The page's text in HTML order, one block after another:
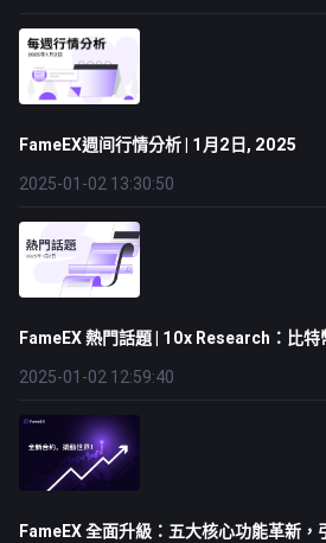
FameEX週间行情分析 | 1月2日, 2025
2025-01-02 13:30:50
FameEX 熱門話題 | 10x Research：比
2025-01-02 12:59:40
FameEX 全面升級：五大核心功能革新，